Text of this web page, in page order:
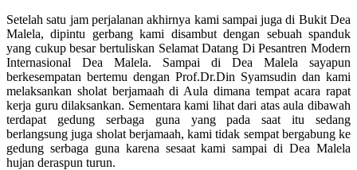
Setelah satu jam perjalanan akhirnya kami sampai juga di Bukit Dea
Malela, dipintu gerbang kami disambut dengan sebuah spanduk
yang cukup besar bertuliskan Selamat Datang Di Pesantren Modern
Internasional Dea Malela. Sampai di Dea Malela sayapun
berkesempatan bertemu dengan Prof.Dr.Din Syamsudin dan kami
melaksankan sholat berjamaah di Aula dimana tempat acara rapat
kerja guru dilaksankan. Sementara kami lihat dari atas aula dibawah
terdapat gedung serbaga guna yang pada saat itu sedang
berlangsung juga sholat berjamaah, kami tidak sempat bergabung ke
gedung serbaga guna karena sesaat kami sampai di Dea Malela
hujan deraspun turun.